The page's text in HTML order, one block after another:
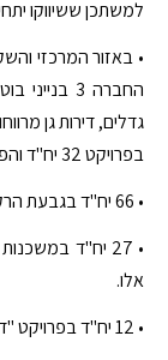
למשתכן ששיווקו
גדלים, דירות גן
בפרויקט 32 יח"ד והפריסייל בעיצומו. •
• 66 יח"ד בגבעת הרקפות שאוכלסו לאחרונה.
• 27 יח"ד
אלו.
• 12 יח"ד בפרויקט "דפנה 66" בקריית ביאליק.